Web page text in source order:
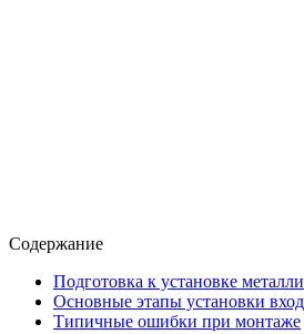
Содержание
Подготовка к установке
Основные этапы установки
Типичные ошибки при монтаже